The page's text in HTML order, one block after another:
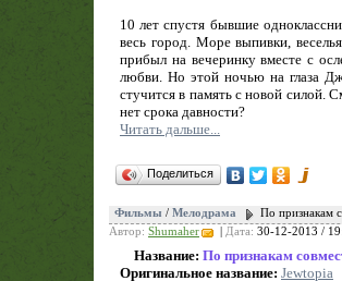
10 лет спустя бывшие
весь город. Море выпивки,
прибыл на вечеринку вместе с
любви. Но этой ночью на глаза
стучится в память с новой силой.
нет срока давности?
Читать дальше...
Поделиться
Фильмы / Мелодрама
По признакам
Автор: Shumaher Дата: 30-12-2013 /
Название: По признакам
Оригинальное название: Jewtopia